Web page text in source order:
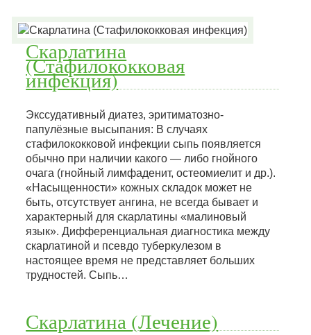
Скарлатина
(Стафилококковая
инфекция)
Экссудативный диатез, эритиматозно-
папулёзные высыпания: В случаях
стафилококковой инфекции сыпь появляется
обычно при наличии какого — либо гнойного
очага (гнойный лимфаденит, остеомиелит и др.).
«Насыщенности» кожных складок может не
быть, отсутствует ангина, не всегда бывает и
характерный для скарлатины «малиновый
язык». Дифференциальная диагностика между
скарлатиной и псевдо туберкулезом в
настоящее время не представляет больших
трудностей. Сыпь…
Скарлатина (Лечение)